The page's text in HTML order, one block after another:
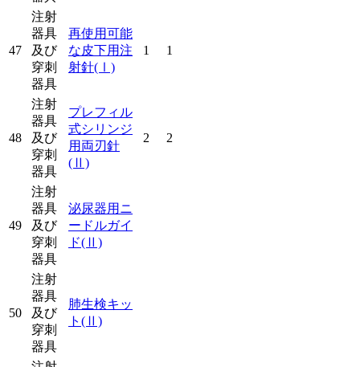
47
注射
器具
及び
穿刺
器具
再使用可能
な皮下用注
射針(Ⅰ)
1 1
48
注射
器具
及び
穿刺
器具
プレフィル
式シリンジ
用両刃針
(Ⅱ)
2 2
49
注射
器具
及び
穿刺
器具
泌尿器用ニ
ードルガイ
ド(Ⅱ)
50
注射
器具
及び
穿刺
器具
肺生検キッ
ト (Ⅱ)